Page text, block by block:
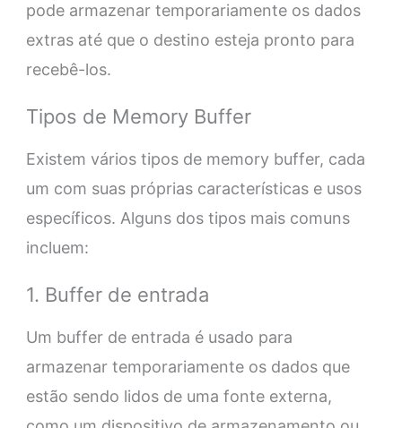
pode armazenar temporariamente os dados
extras até que o destino esteja pronto para
recebê-los.
Tipos de Memory Buffer
Existem vários tipos de memory buffer, cada
um com suas próprias características e usos
específicos. Alguns dos tipos mais comuns
incluem:
1. Buffer de entrada
Um buffer de entrada é usado para
armazenar temporariamente os dados que
estão sendo lidos de uma fonte externa,